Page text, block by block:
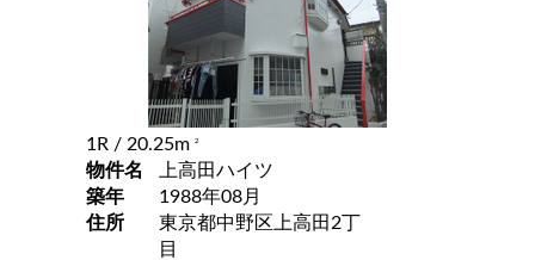
1R / 20.25m 2
物件名
上高田ハイツ
築年
1988年08月
住所
東京都中野区上高田2丁
目